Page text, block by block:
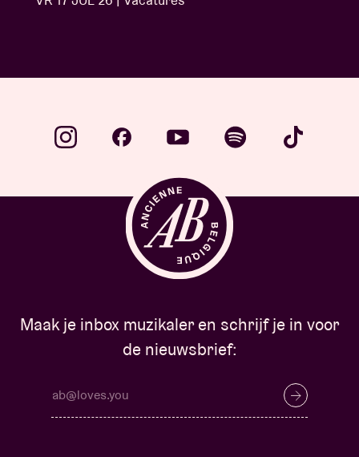
Maak je inbox muzikaler en schrijf je in voor
de nieuwsbrief: